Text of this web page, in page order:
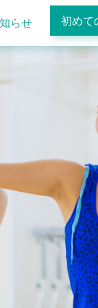
らせ 初めて